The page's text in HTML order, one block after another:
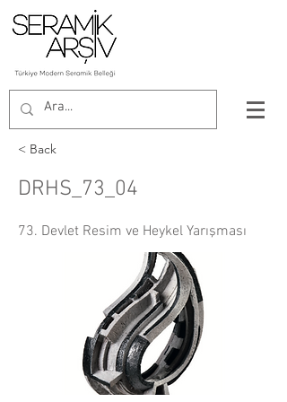
< Back
DRHS_73_04
73. Devlet Resim ve Heykel Yarışması